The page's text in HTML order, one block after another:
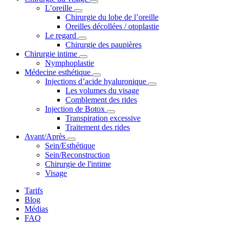
L’oreille
Chirurgie du lobe de l’oreille
Oreilles décollées / otoplastie
Le regard
Chirurgie des paupières
Chirurgie intime
Nymphoplastie
Médecine esthétique
Injections d’acide hyaluronique
Les volumes du visage
Comblement des rides
Injection de Botox
Transpiration excessive
Traitement des rides
Avant/Après
Sein/Esthétique
Sein/Reconstruction
Chirurgie de l'intime
Visage
Tarifs
Blog
Médias
FAQ